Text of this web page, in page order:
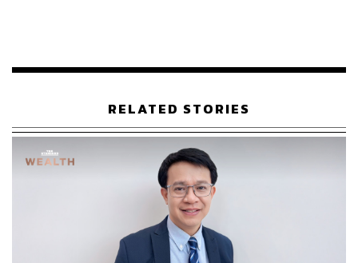
Step 2: Swap เป็น USDT -> กระจายหลาย Wallet
อาชญากรใช้เทคนิค ‘Chain Hopping’ (ข้ามบล็อกเชน) และ
‘Wallet Layering’ (ซอยย่อยกระเป๋าเงิน) เพื่ออำพรางเส้น
ทางการเงิน กระบวนการนี้ใช้ Bot และบริการ Mixing เพื่อลด
ความเชื่อมโยงระหว่างต้นทาง – ปลายทาง
RELATED STORIES